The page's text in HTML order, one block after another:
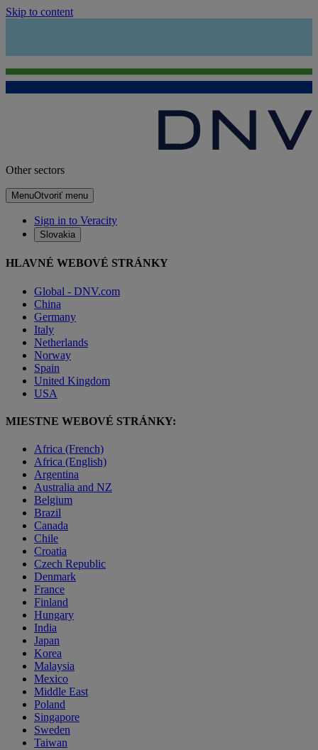
Skip to content
Other sectors
MenuOtvoriť menu
Sign in to Veracity
Slovakia
HLAVNÉ WEBOVÉ STRÁNKY
Global - DNV.com
China
Germany
Italy
Netherlands
Norway
Spain
United Kingdom
USA
MIESTNE WEBOVÉ STRÁNKY:
Africa (French)
Africa (English)
Argentina
Australia and NZ
Belgium
Brazil
Canada
Chile
Croatia
Czech Republic
Denmark
France
Finland
Hungary
India
Japan
Korea
Malaysia
Mexico
Middle East
Poland
Singapore
Sweden
Taiwan